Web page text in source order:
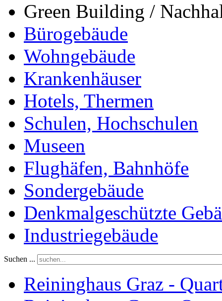
Green Building /
Bürogebäude
Wohngebäude
Krankenhäuser
Hotels, Thermen
Schulen, Hochschulen
Museen
Flughäfen, Bahnhöfe
Sondergebäude
Denkmalgeschützte
Industriegebäude
Suchen ...
Reininghaus Graz -